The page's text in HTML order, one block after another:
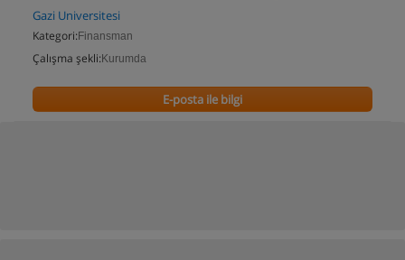
Gazi Universitesi
Kategori: Finansman
Çalışma şekli: Kurumda
E-posta ile bilgi